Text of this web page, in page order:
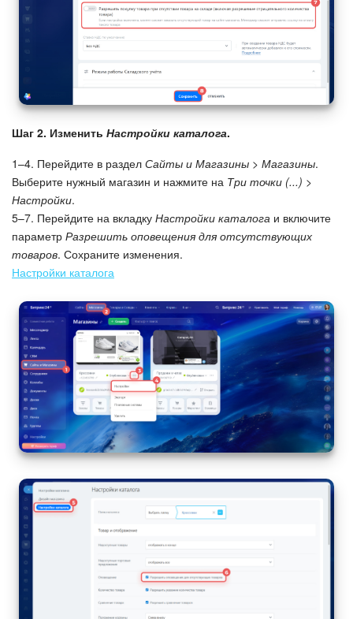
Телефония
Филиальная сеть
Приложение Битрикс24
Общие вопросы
Битрикс24 в коробке
Изменения в статьях (архив)
ВХОД
Шаг 2. Изменить Настройки каталога.
1–4. Перейдите в раздел Сайты и Магазины > Магазины.
Выберите нужный магазин и нажмите на Три точки (...) >
Настройки.
5–7. Перейдите на вкладку Настройки каталога и включите
параметр Разрешить оповещения для отсутствующих
товаров. Сохраните изменения.
Настройки каталога